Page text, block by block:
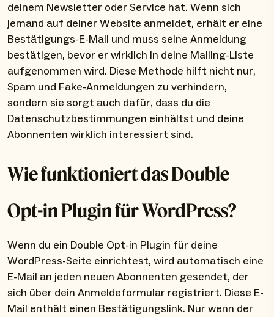
deinem Newsletter oder Service hat. Wenn sich
jemand auf deiner Website anmeldet, erhält er eine
Bestätigungs-E-Mail und muss seine Anmeldung
bestätigen, bevor er wirklich in deine Mailing-Liste
aufgenommen wird. Diese Methode hilft nicht nur,
Spam und Fake-Anmeldungen zu verhindern,
sondern sie sorgt auch dafür, dass du die
Datenschutzbestimmungen einhältst und deine
Abonnenten wirklich interessiert sind.
Wie funktioniert das Double
Opt-in Plugin für WordPress?
Wenn du ein Double Opt-in Plugin für deine
WordPress-Seite einrichtest, wird automatisch eine
E-Mail an jeden neuen Abonnenten gesendet, der
sich über dein Anmeldeformular registriert. Diese E-
Mail enthält einen Bestätigungslink. Nur wenn der